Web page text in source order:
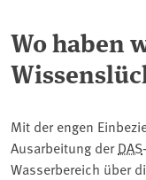
Wo haben
Mit der engen
Ausarbeitung derDAS
Wasserbereich über